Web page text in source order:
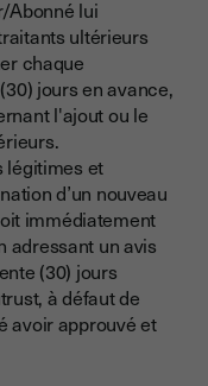
Abonné lui
ultérieurs
chaque
jours en avance,
l'ajout ou le
légitimes et
d’un nouveau
immédiatement
adressant un avis
(30) jours
à défaut de
avoir approuvé et